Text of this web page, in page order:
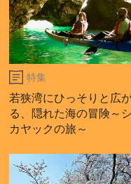
特集
若狭湾にひっそりと広
る、隠れた海の冒険～
カヤックの旅～